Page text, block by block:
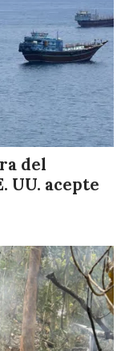
del
UU. acepte